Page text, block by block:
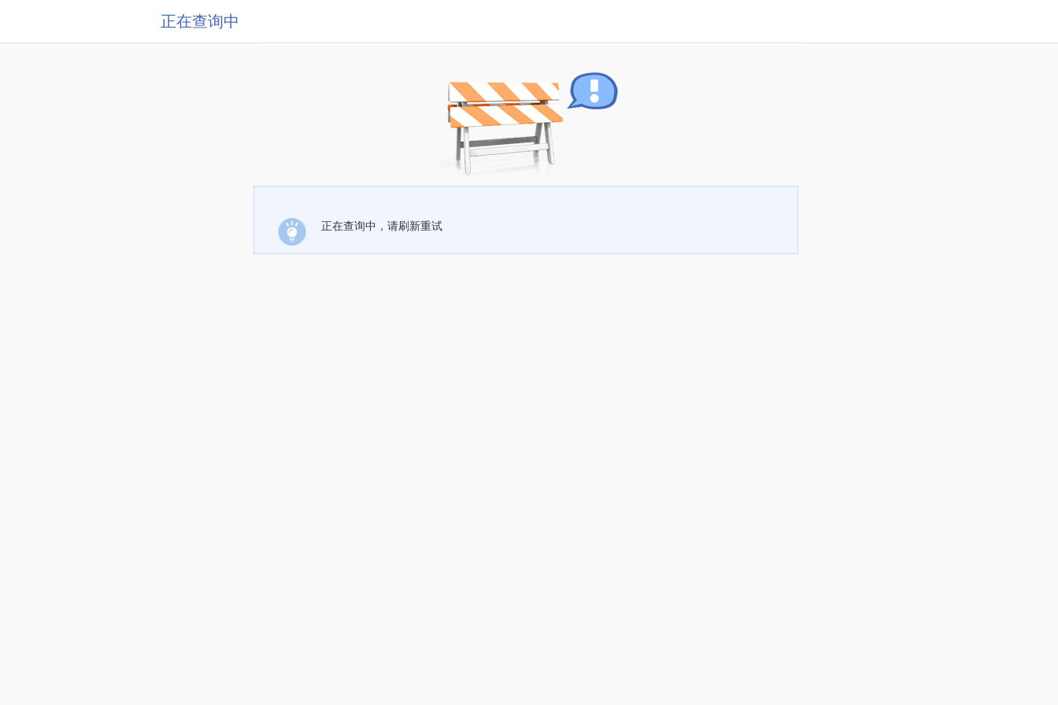
正在查询中
正在查询中，请刷新重试